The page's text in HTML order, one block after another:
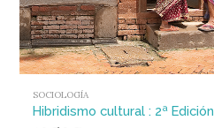
SOCIOLOGÍA
Hibridismo cultural : 2ª Edición